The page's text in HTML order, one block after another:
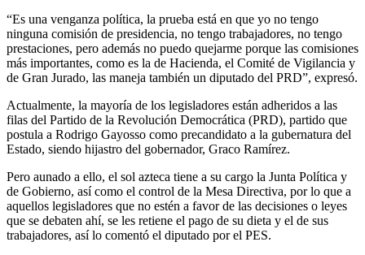
“Es una venganza política, la prueba está en que yo no tengo
ninguna comisión de presidencia, no tengo trabajadores, no tengo
prestaciones, pero además no puedo quejarme porque las comisiones
más importantes, como es la de Hacienda, el Comité de Vigilancia y
de Gran Jurado, las maneja también un diputado del PRD”, expresó.
Actualmente, la mayoría de los legisladores están adheridos a las
filas del Partido de la Revolución Democrática (PRD), partido que
postula a Rodrigo Gayosso como precandidato a la gubernatura del
Estado, siendo hijastro del gobernador, Graco Ramírez.
Pero aunado a ello, el sol azteca tiene a su cargo la Junta Política y
de Gobierno, así como el control de la Mesa Directiva, por lo que a
aquellos legisladores que no estén a favor de las decisiones o leyes
que se debaten ahí, se les retiene el pago de su dieta y el de sus
trabajadores, así lo comentó el diputado por el PES.